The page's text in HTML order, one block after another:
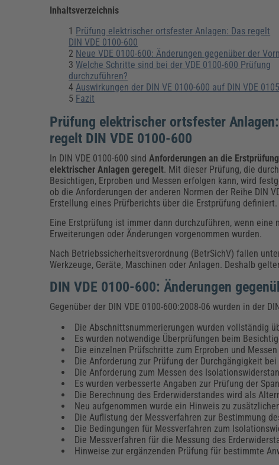
Energie & Umwelt
Führung & Management
Gesundheit & Pflege
Kommunales
Fachpublikationen & Arbeitshilfen
Bauhof
Grünflächen
Weiterbildungen (AKADEMIE HERKERT)
Bau, Immobilien & Gebäudemanagement
Künstliche Intelligenz
Personalwesen
Personal, Ausbildung & Recht
Reisekosten und Finanzen
Weiterbildungen (AKADEMIE HERKERT)
Reisekosten & Finanzen
Zollabwicklung & Exportabwicklung
Zoll & Export
Inhaltsverzeichnis
Prüfung elektrischer ortsfester Anlagen: Das regelt
DIN VDE 0100-600
Neue VDE 0100-600: Änderungen gegenüber der
Welche Schritte sind bei der VDE 0100-600 Prüfung
durchzuführen?
Auswirkungen der DIN VE 0100-600 auf DIN VDE
Fazit
Prüfung elektrischer ortsfester
regelt DIN VDE 0100-600
In DIN VDE 0100-600 sindAnforderungen an die Erstprüfung
elektrischer Anlagen geregelt. Mit dieser Prüfung, die durch
Besichtigen, Erproben und Messen erfolgen kann, wird
ob die Anforderungen der anderen Normen der Reihe DIN
Erstellung eines Prüfberichts über die Erstprüfung definiert.
Eine Erstprüfung ist immer dann durchzuführen, wenn
Erweiterungen oder Änderungen vorgenommen wurden.
Nach Betriebssicherheitsverordnung (BetrSichV) fallen
Werkzeuge, Geräte, Maschinen oder Anlagen. Deshalb
DIN VDE 0100-600: Änderungen
Gegenüber der DIN VDE 0100-600:2008-06 wurden in der
Die Abschnittsnummerierungen wurden vollständig
Es wurden notwendige Überprüfungen beim
Die einzelnen Prüfschritte zum Erproben und
Die Anforderung zur Prüfung der Durchgängigkeit
Die Anforderung zum Messen des
Es wurden verbesserte Angaben zur Prüfung der
Die Berechnung des Erderwiderstandes wird als
Neu aufgenommen wurde ein Hinweis zu
Die Auflistung der Messverfahren zur Bestimmung
Die Bedingungen für Messverfahren zum
Die Messverfahren für die Messung des
Hinweise zur ergänzenden Prüfung für bestimmte